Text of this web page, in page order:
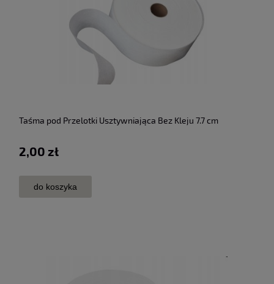
Taśma pod Przelotki Usztywniająca Bez Kleju 7.7 cm
2,00 zł
do koszyka